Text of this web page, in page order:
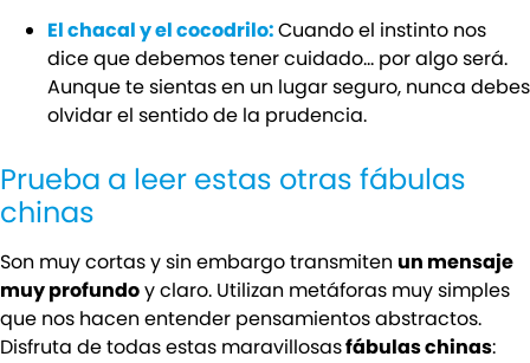
El chacal y el cocodrilo:Cuando el instinto nos
dice que debemos tener cuidado… por algo será.
Aunque te sientas en un lugar seguro, nunca debes
olvidar el sentido de la prudencia.
Prueba a leer estas otras fábulas
chinas
Son muy cortas y sin embargo transmitenun mensaje
muy profundoy claro. Utilizan metáforas muy simples
que nos hacen entender pensamientos abstractos.
Disfruta de todas estas maravillosasfábulas chinas: